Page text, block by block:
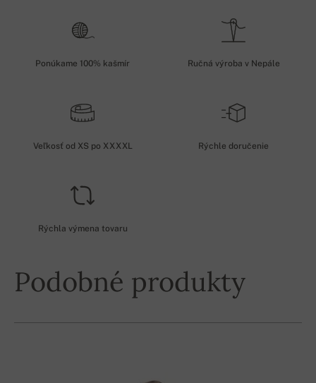
Ponúkame 100% kašmír Ručná výroba v Nepále
Veľkosť od XS po XXXXL Rýchle doručenie
Rýchla výmena tovaru
Podobné produkty